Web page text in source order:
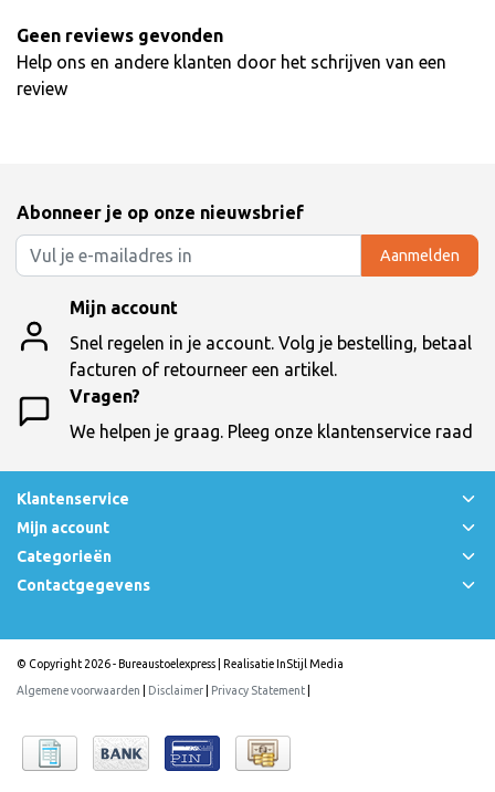
Geen reviews gevonden
Help ons en andere klanten door het schrijven van een
review
Abonneer je op onze nieuwsbrief
Aanmelden
Mijn account
Snel regelen in je account. Volg je bestelling, betaal
facturen of retourneer een artikel.
Vragen?
We helpen je graag. Pleeg onze klantenservice raad
Klantenservice
Mijn account
Categorieën
Contactgegevens
© Copyright 2026 - Bureaustoelexpress | Realisatie InStijl Media
Algemene voorwaarden
Disclaimer Privacy Statement